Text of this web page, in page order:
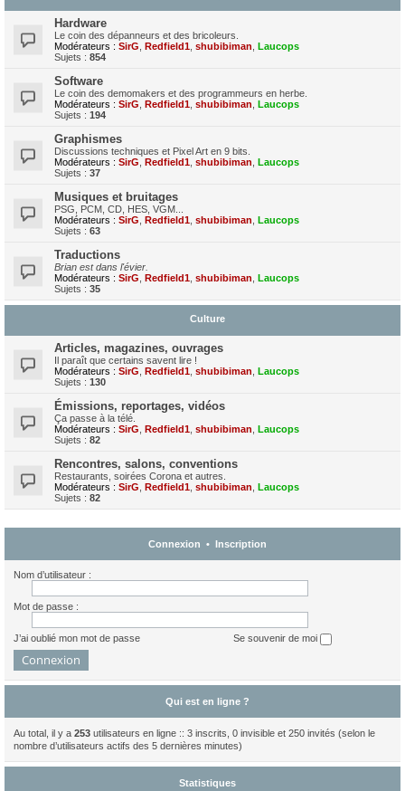
Hardware
Le coin des dépanneurs et des bricoleurs.
Modérateurs : SirG Redfield1 shubibiman Laucops
Sujets : 854
Software
Le coin des demomakers et des programmeurs en herbe.
Modérateurs : SirG Redfield1 shubibiman Laucops
Sujets : 194
Graphismes
Discussions techniques et Pixel Art en 9 bits.
Modérateurs : SirG Redfield1 shubibiman Laucops
Sujets : 37
Musiques et bruitages
PSG, PCM, CD, HES, VGM...
Modérateurs : SirG Redfield1 shubibiman Laucops
Sujets : 63
Traductions
Brian est dans l'évier.
Modérateurs : SirG Redfield1 shubibiman Laucops
Sujets : 35
Culture
Articles, magazines, ouvrages
Il paraît que certains savent lire !
Modérateurs : SirG Redfield1 shubibiman Laucops
Sujets : 130
Émissions, reportages, vidéos
Ça passe à la télé.
Modérateurs : SirG Redfield1 shubibiman Laucops
Sujets : 82
Rencontres, salons, conventions
Restaurants, soirées Corona et autres.
Modérateurs : SirG Redfield1 shubibiman Laucops
Sujets : 82
Connexion • Inscription
Nom d’utilisateur :
Mot de passe :
J’ai oublié mon mot de passe Se souvenir de moi
Qui est en ligne ?
Au total, il y a 253 utilisateurs en ligne :: 3 inscrits, 0 invisible et 250 invités (selon le
nombre d’utilisateurs actifs des 5 dernières minutes)
Statistiques